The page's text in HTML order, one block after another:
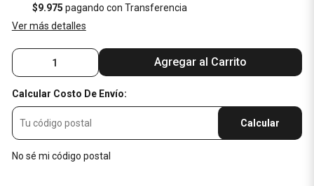
$9.975 pagando con Transferencia
Ver más detalles
Agregar al Carrito
Calcular Costo De Envío:
Calcular
No sé mi código postal